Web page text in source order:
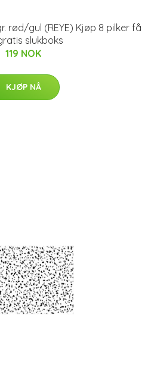
rød/gul (REYE) Kjøp 8 pilker få
slukboks
119 NOK
KJØP NÅ